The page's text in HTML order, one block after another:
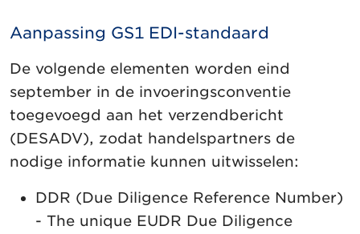
Aanpassing GS1 EDI-standaard
De volgende elementen worden eind
september in de invoeringsconventie
toegevoegd aan het verzendbericht
(DESADV), zodat handelspartners de
nodige informatie kunnen uitwisselen:
DDR (Due Diligence Reference Number)
- The unique EUDR Due Diligence